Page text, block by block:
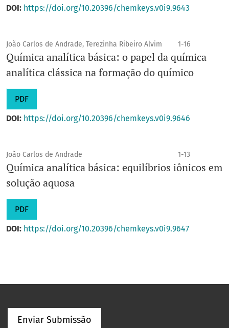
DOI: https://doi.org/10.20396/chemkeys.v0i9.9643
João Carlos de Andrade, Terezinha Ribeiro Alvim 1-16
Química analítica básica: o papel da química
analítica clássica na formação do químico
PDF
DOI: https://doi.org/10.20396/chemkeys.v0i9.9646
João Carlos de Andrade 1-13
Química analítica básica: equilíbrios iônicos em
solução aquosa
PDF
DOI: https://doi.org/10.20396/chemkeys.v0i9.9647
Enviar Submissão